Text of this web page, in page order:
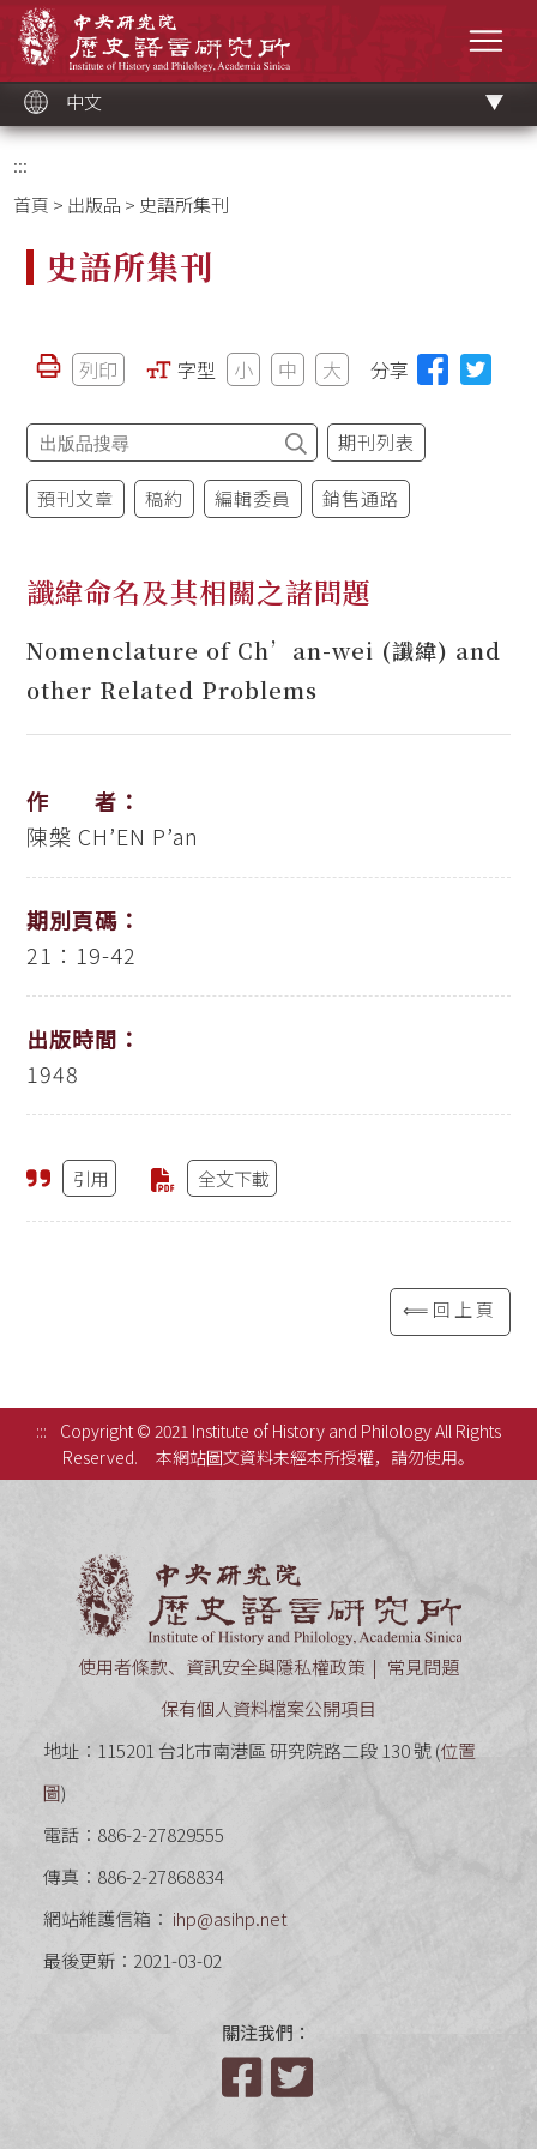
中文
:::
首頁 > 出版品 > 史語所集刊
史語所集刊
列印 字型 小 中 大 分享
期刊列表
預刊文章 稿約 編輯委員 銷售通路
讖緯命名及其相關之諸問題
Nomenclature of Ch’an-wei (讖緯) and
other Related Problems
作 者：
陳槃 CH’EN P’an
期別頁碼：
21：19-42
出版時間：
1948
引用 全文下載
⟸回上頁
:::
Copyright © 2021 Institute of History and Philology All Rights
Reserved.
本網站圖文資料未經本所授權，請勿使用。
使用者條款、資訊安全與隱私權政策
常見問題
保有個人資料檔案公開項目
地址：115201 台北市南港區 研究院路二段 130 號 (位置
圖)
電話：886-2-27829555
傳真：886-2-27868834
網站維護信箱： ihp@asihp.net
最後更新：2021-03-02
關注我們：
Facebook